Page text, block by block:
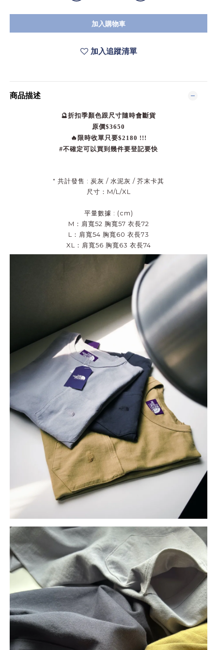
加入購物車
加入追蹤清單
商品描述
🔮折扣季顏色跟尺寸隨時會斷貨
原價$3650
🔥限時收單只要$2180 !!!
#不確定可以買到幾件要登記要快
" 共計發售 : 炭灰 / 水泥灰 / 芥末卡其
尺寸：M/L/XL
平量數據 : (cm)
M：肩寬52 胸寬57 衣長72
L：肩寬54 胸寬60 衣長73
XL：肩寬56 胸寬63 衣長74